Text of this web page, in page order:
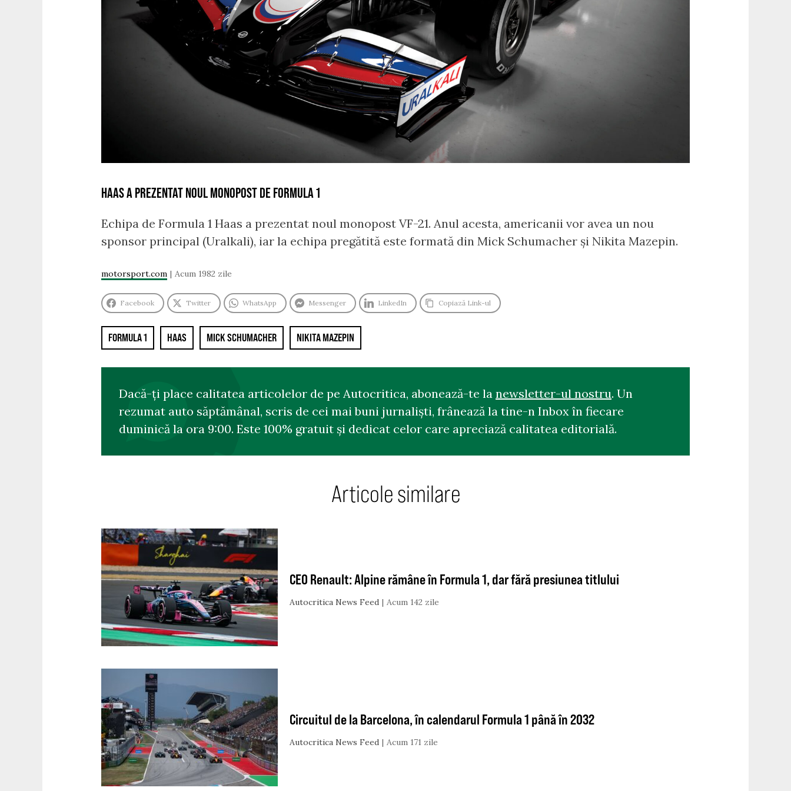
HAAS A PREZENTAT NOUL MONOPOST DE FORMULA 1
Echipa de Formula 1 Haas a prezentat noul monopost VF-21. Anul acesta, americanii vor avea un nou
sponsor principal (Uralkali), iar la echipa pregătită este formată din Mick Schumacher și Nikita Mazepin.
motorsport.com Acum 1982 zile
Facebook Twitter WhatsApp Messenger LinkedIn Copiază Link-ul
FORMULA 1 HAAS MICK SCHUMACHER NIKITA MAZEPIN
Dacă-ți place calitatea articolelor de pe Autocritica, abonează-te la newsletter-ul nostru. Un
rezumat auto săptămânal, scris de cei mai buni jurnaliști, frânează la tine-n Inbox în fiecare
duminică la ora 9:00. Este 100% gratuit și dedicat celor care apreciază calitatea editorială.
Articole similare
CEO Renault: Alpine rămâne în Formula 1, dar fără presiunea titlului
Autocritica News Feed Acum 142 zile
Circuitul de la Barcelona, în calendarul Formula 1 până în 2032
Autocritica News Feed Acum 171 zile